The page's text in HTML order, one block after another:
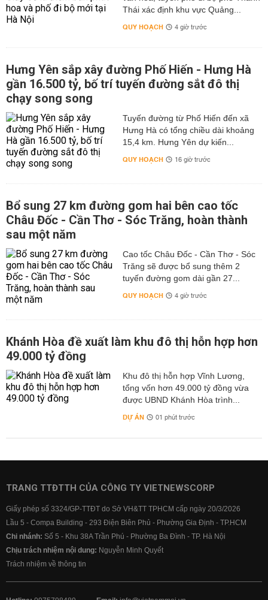
Thái xác định khu vực Quảng...
QUY HOẠCH 4 giờ trước
Hưng Yên sắp xây đường Phố Hiến - Hưng Hà
gần 16.500 tỷ, bố trí tuyến đường sắt đô thị
chạy song song
Tuyến đường từ Phố Hiến đến xã
Hưng Hà có tổng chiều dài khoảng
15,4 km. Hưng Yên dự kiến...
QUY HOẠCH 16 giờ trước
Bổ sung 27 km đường gom hai bên cao tốc
Châu Đốc - Cần Thơ - Sóc Trăng, hoàn thành
sau một năm
Cao tốc Châu Đốc - Cần Thơ - Sóc
Trăng sẽ được bổ sung thêm 2
tuyến đường gom dài gần 27...
QUY HOẠCH 4 giờ trước
Khánh Hòa đề xuất làm khu đô thị hỗn hợp hơn
49.000 tỷ đồng
Khu đô thị hỗn hợp Vĩnh Lương,
tổng vốn hơn 49.000 tỷ đồng vừa
được UBND Khánh Hòa trình...
DỰ ÁN 01 phút trước
TRANG TTĐTTH CỦA CÔNG TY VIETNEWSCORP
Giấy phép số 3324/GP-TTĐT do Sở VH&TT TPHCM cấp ngày 20/3/2026
Lầu 5 - Compa Building - 293 Điện Biên Phủ - Phường Gia Định - TP.HCM
Chi nhánh: Số 5 - Khu 38A Trần Phú - Phường Ba Đình - TP. Hà Nội
Chịu trách nhiệm nội dung: Nguyễn Minh Quyết
Trách nhiệm về thông tin